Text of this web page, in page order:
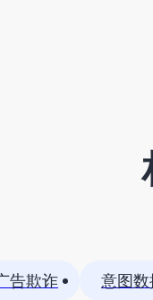
告欺诈 意图